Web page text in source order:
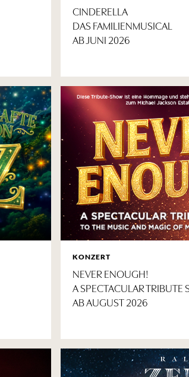
CINDERELLA
DAS FAMILIENMUSICAL
AB JUNI 2026
KONZERT
NEVER ENOUGH!
A SPECTACULAR TRIBUTE
AB AUGUST 2026